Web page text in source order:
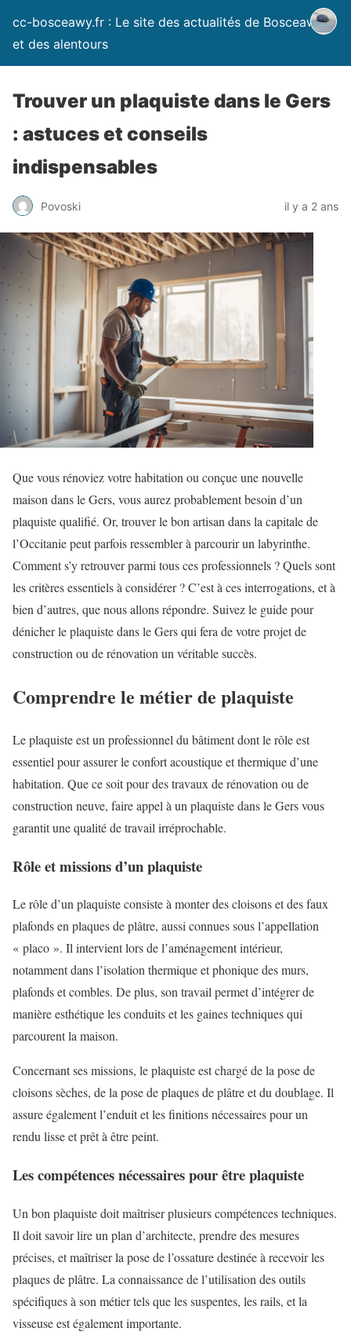
cc-bosceawy.fr : Le site des actualités de Bosceawy
et des alentours
Trouver un plaquiste dans le Gers
: astuces et conseils
indispensables
Povoski il y a 2 ans
Que vous rénoviez votre habitation ou conçue une nouvelle
maison dans le Gers, vous aurez probablement besoin d’un
plaquiste qualifié. Or, trouver le bon artisan dans la capitale de
l’Occitanie peut parfois ressembler à parcourir un labyrinthe.
Comment s’y retrouver parmi tous ces professionnels ? Quels sont
les critères essentiels à considérer ? C’est à ces interrogations, et à
bien d’autres, que nous allons répondre. Suivez le guide pour
dénicher le plaquiste dans le Gers qui fera de votre projet de
construction ou de rénovation un véritable succès.
Comprendre le métier de plaquiste
Le plaquiste est un professionnel du bâtiment dont le rôle est
essentiel pour assurer le confort acoustique et thermique d’une
habitation. Que ce soit pour des travaux de rénovation ou de
construction neuve, faire appel à un plaquiste dans le Gers vous
garantit une qualité de travail irréprochable.
Rôle et missions d’un plaquiste
Le rôle d’un plaquiste consiste à monter des cloisons et des faux
plafonds en plaques de plâtre, aussi connues sous l’appellation
« placo ». Il intervient lors de l’aménagement intérieur,
notamment dans l’isolation thermique et phonique des murs,
plafonds et combles. De plus, son travail permet d’intégrer de
manière esthétique les conduits et les gaines techniques qui
parcourent la maison.
Concernant ses missions, le plaquiste est chargé de la pose de
cloisons sèches, de la pose de plaques de plâtre et du doublage. Il
assure également l’enduit et les finitions nécessaires pour un
rendu lisse et prêt à être peint.
Les compétences nécessaires pour être plaquiste
Un bon plaquiste doit maîtriser plusieurs compétences techniques.
Il doit savoir lire un plan d’architecte, prendre des mesures
précises, et maîtriser la pose de l’ossature destinée à recevoir les
plaques de plâtre. La connaissance de l’utilisation des outils
spécifiques à son métier tels que les suspentes, les rails, et la
visseuse est également importante.